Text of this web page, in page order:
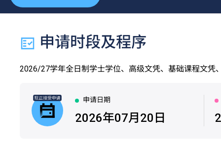
申请时段及程序
2026/27学年全日制学士学位、高级文凭、基础课程文凭
申请日期
2026年07月20日